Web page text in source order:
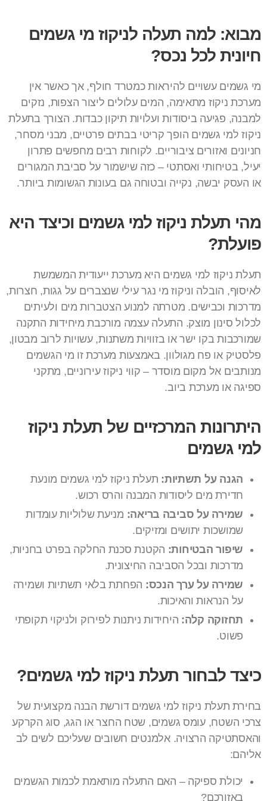
מבוא: למה תעלה לניקוז מי גשמים
חיונית לכל נכס?
מי גשמים עשויים להיראות כמטרד חולף, אך כאשר אין
מערכת ניקוז מתאימה, המים עלולים ליצור הצפות, נזקים
למבנה, פגיעה ביסודות ועלויות תיקון כבדות. הצורך בתעלת
ניקוז למי גשמים הופך קריטי בבתים פרטיים, מבני מסחר,
חניונים ואזורים ציבוריים. לקוחות רבים מחפשים פתרון
יעיל, בטיחותי ואסתטי – כזה שישמור על סביבת המגורים
או העסק יבשה, נקייה ובטוחה גם בעונות הגשומות ביותר.
מהי תעלת ניקוז למי גשמים וכיצד היא
פועלת?
תעלת ניקוז למי גשמים היא מערכת ייעודית המשמשת
לאיסוף, הובלה וניקוז מי נגר עילי שנצברים על גגות, חצרות,
מדרכות וכבישים. מטרתה למנוע הצטברות מים ולעיתים
לכלול סינון מוצק. התעלה עצמה מורכבת מיחידות התקנה
שמורכבות בקו ישר או בזוויות משתנות, עשויות לרוב מבטון,
פלסטיק או פח מגולוון. באמצעות מערכת זו מי הגשמים
מנותבים אל מקום מוסדר – קווי ניקוז עירוניים, מתקני
ספיגה או מערכת ביוב.
היתרונות המרכזיים של תעלת ניקוז
למי גשמים
הגנה על תשתיות: תעלת ניקוז למי גשמים מונעת
חדירת מים ליסודות המבנה והרס רכוש.
שמירה על סביבה בריאה: מניעת שלוליות עומדות
שמושכות יתושים ומזיקים.
שיפור הבטיחות: הקטנת סכנת החלקה בפרט בחניות,
מדרכות ובכל הסביבה החיצונית.
שמירה על ערך הנכס: הפחתת בלאי תשתיות ושמירה
על הנראות והאיכות.
תחזוקה קלה: היחידות ניתנות לפירוק ולניקוי תקופתי
פשוט.
כיצד לבחור תעלת ניקוז למי גשמים?
בחירת תעלת ניקוז למי גשמים דורשת הבנה מקצועית של
צרכי השטח, עומס גשמים, שטח החצר או הגג, סוג הקרקע
והאסתטיקה הרצויה. אלמנטים חשובים שעליכם לשים לב
אליהם:
יכולת ספיקה – האם התעלה מותאמת לכמות הגשמים
באזורכם?